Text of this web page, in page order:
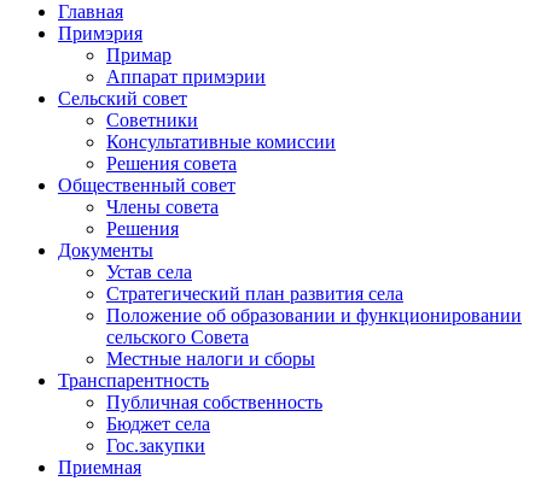
Примэрия Чишмикиой
Главная
Примэрия
Примар
Аппарат примэрии
Сельский совет
Советники
Консультативные комиссии
Решения совета
Общественный совет
Члены совета
Решения
Документы
Устав села
Стратегический план развития села
Положение об образовании и функционировании
сельского Совета
Местные налоги и сборы
Транспарентность
Публичная собственность
Бюджет села
Гос.закупки
Приемная